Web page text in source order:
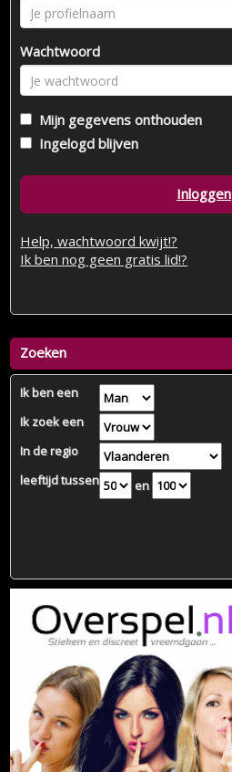
Wachtwoord
Mijn gegevens onthouden
Ingelogd blijven
Inloggen
Help, wachtwoord kwijt!?
Ik ben nog geen gratis lid!?
Zoeken
Ik ben een
Ik zoek een
In de regio
leeftijd tussen
en